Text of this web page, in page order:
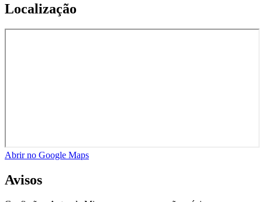
Localização
Abrir no Google Maps
Avisos